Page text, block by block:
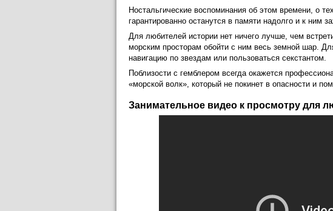
Ностальгические воспоминания об этом времени, о
гарантированно останутся в памяти надолго и к ним
Для любителей истории нет ничего лучше, чем
морским просторам обойти с ним весь земной шар.
навигацию по звездам или пользоваться секстантом.
Поблизости с гемблером всегда окажется
«морской волк», который не покинет в опасности и
Занимательное видео к просмотру для